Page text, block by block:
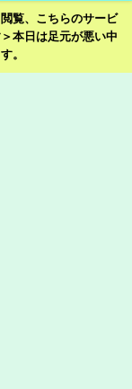
覧、こちらのサービ
本日は足元が悪い中
。